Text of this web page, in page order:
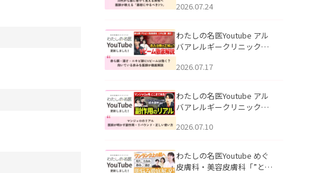
える男性へ｜医師が教える
公開いたしました。
2026.07.24
わたしの名医Youtube アル
バアレルギークリニック札
跡にVビームは効く？向いて
説」を公開いたしました。
2026.07.17
わたしの名医Youtube アル
バアレルギークリニック札
医師が明かす副作用・リバ
公開いたしました。
2026.07.10
わたしの名医Youtube めぐ
皮膚科・美容皮膚科「”とお